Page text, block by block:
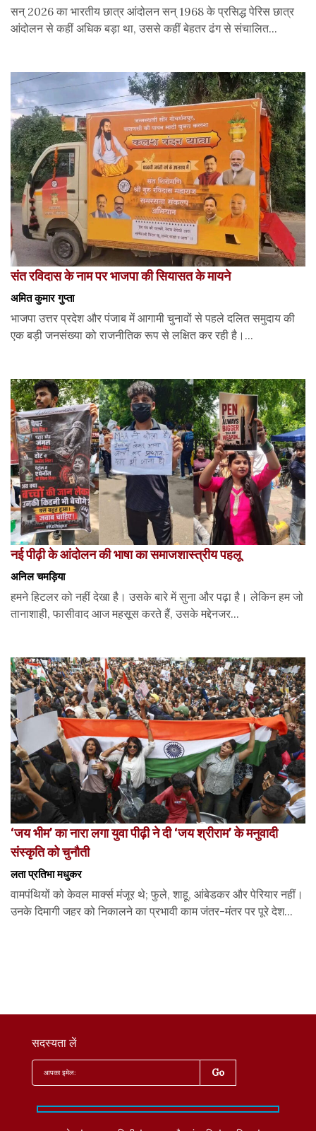
सन् 2026 का भारतीय छात्र आंदोलन सन् 1968 के प्रसिद्ध पेरिस छात्र
आंदोलन से कहीं अधिक बड़ा था, उससे कहीं बेहतर ढंग से संचालित...
संत रविदास के नाम पर भाजपा की सियासत के मायने
अमित कुमार गुप्ता
भाजपा उत्तर प्रदेश और पंजाब में आगामी चुनावों से पहले दलित समुदाय की
एक बड़ी जनसंख्या को राजनीतिक रूप से लक्षित कर रही है।...
नई पीढ़ी के आंदोलन की भाषा का समाजशास्त्रीय पहलू
अनिल चमड़िया
हमने हिटलर को नहीं देखा है। उसके बारे में सुना और पढ़ा है। लेकिन हम जो
तानाशाही, फासीवाद आज महसूस करते हैं, उसके मद्देनजर...
‘जय भीम’ का नारा लगा युवा पीढ़ी ने दी ‘जय श्रीराम’ के मनुवादी
संस्कृति को चुनौती
लता प्रतिभा मधुकर
वामपंथियों को केवल मार्क्स मंजूर थे; फुले, शाहू, आंबेडकर और पेरियार नहीं।
उनके दिमागी जहर को निकालने का प्रभावी काम जंतर-मंतर पर पूरे देश...
सदस्यता लें